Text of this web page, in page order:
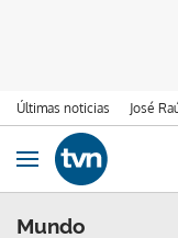
Últimas noticias José
Ir al contenido
Obrir navegació
Mundo